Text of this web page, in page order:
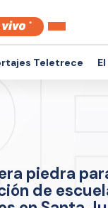
Teletrece
piedra
de